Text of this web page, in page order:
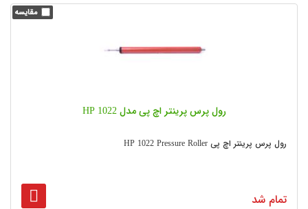
رول پرس پرینتر اچ پی مدل HP 1022
رول پرس پرینتر اچ پی HP 1022 Pressure Roller
تمام شد